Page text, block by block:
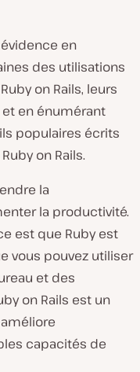
en
des utilisations
on Rails, leurs
en énumérant
populaires écrits
on Rails.
la
la productivité.
est que Ruby est
vous pouvez utiliser
et des
on Rails est un
capacités de